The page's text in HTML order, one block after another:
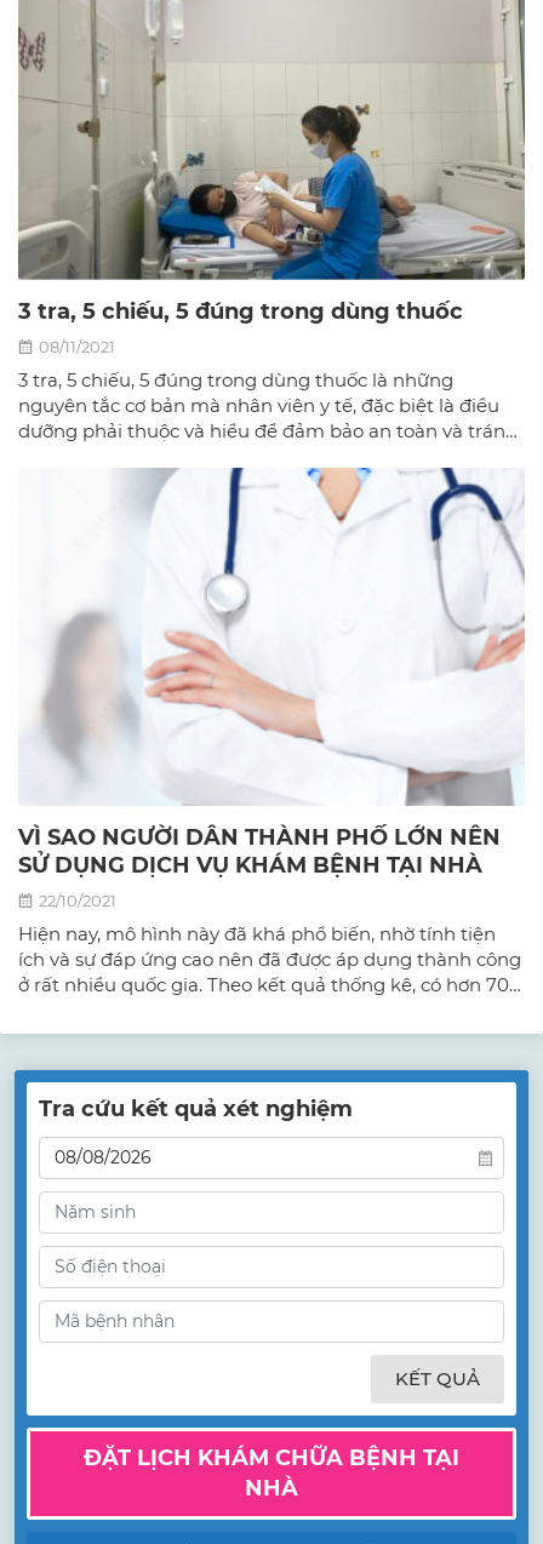
3 tra, 5 chiếu, 5 đúng trong dùng thuốc
08/11/2021
3 tra, 5 chiếu, 5 đúng trong dùng thuốc là những
nguyên tắc cơ bản mà nhân viên y tế, đặc biệt là điều
dưỡng phải thuộc và hiểu để đảm bảo an toàn và tránh
VÌ SAO NGƯỜI DÂN THÀNH PHỐ LỚN NÊN
SỬ DỤNG DỊCH VỤ KHÁM BỆNH TẠI NHÀ
22/10/2021
Hiện nay, mô hình này đã khá phổ biến, nhờ tính tiện
ích và sự đáp ứng cao nên đã được áp dụng thành công
ở rất nhiều quốc gia. Theo kết quả thống kê, có hơn 70%
mình.
Tra cứu kết quả xét nghiệm
KẾT QUẢ
ĐẶT LỊCH KHÁM CHỮA BỆNH TẠI
NHÀ